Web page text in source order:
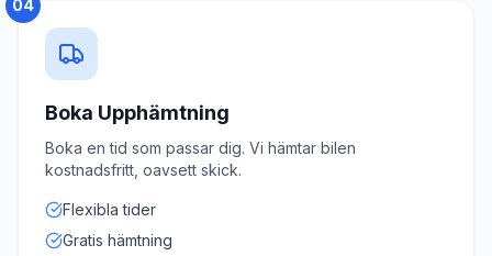
04
Boka Upphämtning
Boka en tid som passar dig. Vi hämtar bilen
kostnadsfritt, oavsett skick.
Flexibla tider
Gratis hämtning